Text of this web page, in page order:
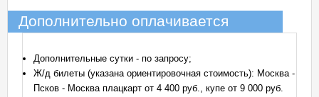
Дополнительно оплачивается
Дополнительные сутки - по запросу;
Ж/д билеты (указана ориентировочная стоимость): Москва -
Псков - Москва плацкарт от 4 400 руб., купе от 9 000 руб.